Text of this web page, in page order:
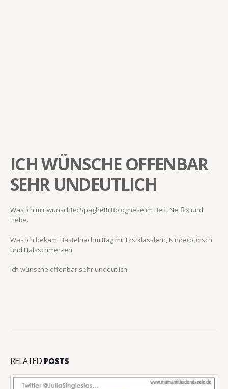
ICH WÜNSCHE OFFENBAR
SEHR UNDEUTLICH
Was ich mir wünschte: Spaghetti Bolognese im Bett, Netflix und
Liebe.
Was ich bekam: Bastelnachmittag mit Erstklässlern, Kinderpunsch
und Halsschmerzen.
Ich wünsche offenbar sehr undeutlich.
RELATED POSTS